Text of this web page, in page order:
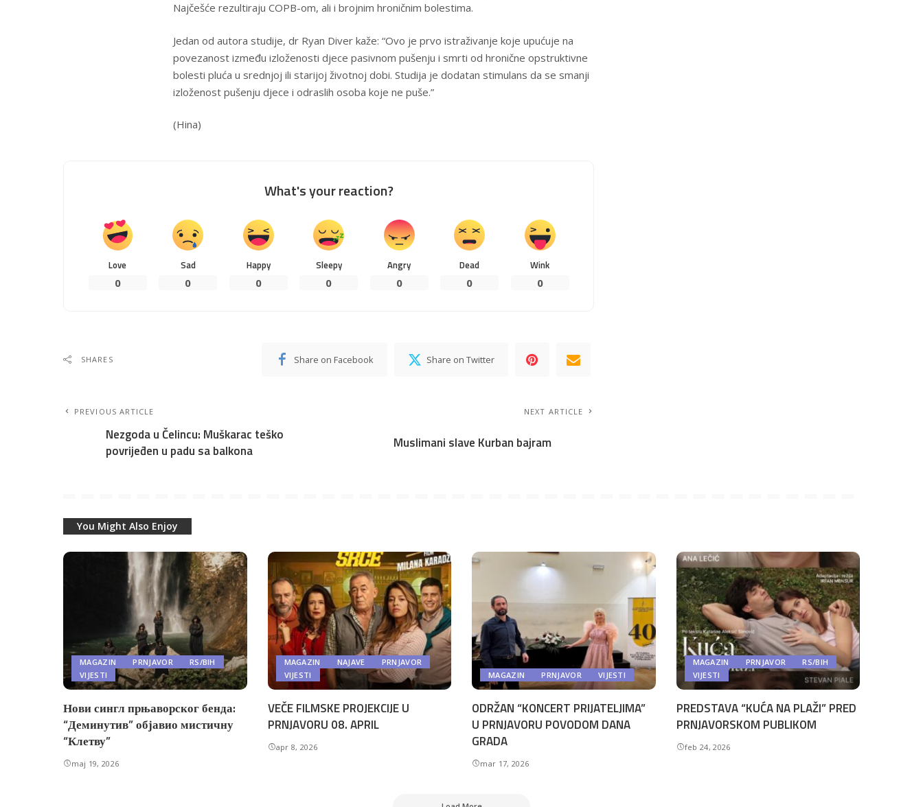
Najčešće rezultiraju COPB-om, ali i brojnim hroničnim bolestima.
Jedan od autora studije, dr Ryan Diver kaže: “Ovo je prvo istraživanje koje upućuje na
povezanost između izloženosti djece pasivnom pušenju i smrti od hronične opstruktivne
bolesti pluća u srednjoj ili starijoj životnoj dobi. Studija je dodatan stimulans da se smanji
izloženost pušenju djece i odraslih osoba koje ne puše.”
(Hina)
What's your reaction?
Love
0
Sad
0
Happy
0
Sleepy
0
Angry
0
Dead
0
Wink
0
SHARES Share on Facebook Share on Twitter
PREVIOUS ARTICLE
Nezgoda u Čelincu: Muškarac teško
povrijeđen u padu sa balkona
NEXT ARTICLE
Muslimani slave Kurban bajram
You Might Also Enjoy
MAGAZIN PRNJAVOR
RS/BIH
VIJESTI
Нови сингл прњаворског бенда:
“Деминутив” објавио мистичну
“Клетву”
maj 19, 2026
MAGAZIN NAJAVE
PRNJAVOR
VIJESTI
VEČE FILMSKE PROJEKCIJE U
PRNJAVORU 08. APRIL
apr 8, 2026
MAGAZIN PRNJAVOR VIJESTI
ODRŽAN “KONCERT PRIJATELJIMA”
U PRNJAVORU POVODOM DANA
GRADA
mar 17, 2026
MAGAZIN PRNJAVOR
RS/BIH
VIJESTI
PREDSTAVA “KUĆA NA PLAŽI” PRED
PRNJAVORSKOM PUBLIKOM
feb 24, 2026